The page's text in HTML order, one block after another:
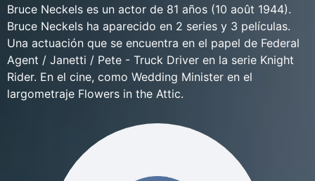
Bruce Neckels es un actor de 81 años (10 août 1944).
Bruce Neckels ha aparecido en 2 series y 3 películas.
Una actuación que se encuentra en el papel de Federal
Agent / Janetti / Pete - Truck Driver en la serie Knight
Rider. En el cine, como Wedding Minister en el
largometraje Flowers in the Attic.